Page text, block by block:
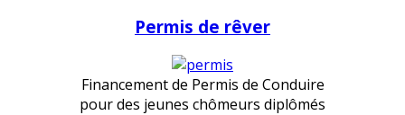
Permis de rêver
Financement de Permis de Conduire
pour des jeunes chômeurs diplômés